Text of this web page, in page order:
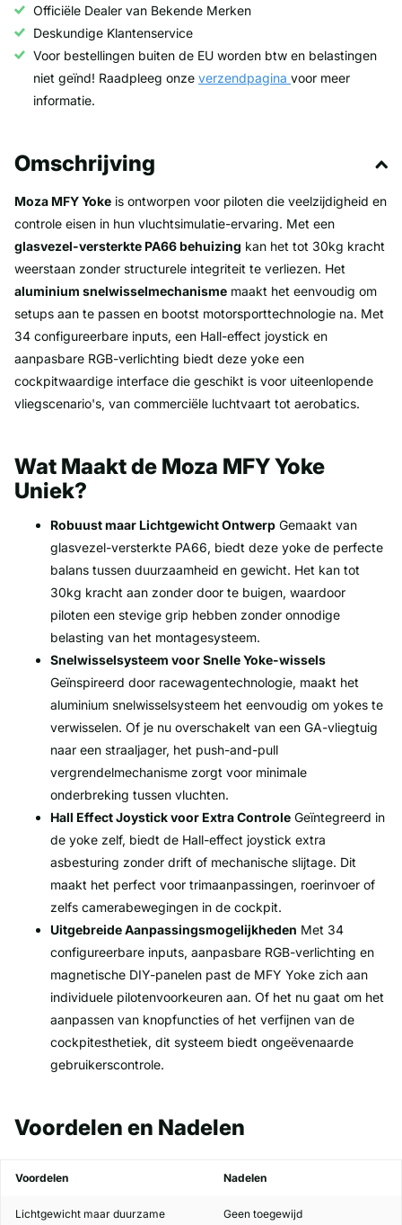
Officiële Dealer van Bekende Merken
Deskundige Klantenservice
Voor bestellingen buiten de EU worden btw en belastingen
niet geïnd! Raadpleeg onze verzendpagina voor meer
informatie.
Omschrijving
Moza MFY Yoke is ontworpen voor piloten die veelzijdigheid en
controle eisen in hun vluchtsimulatie-ervaring. Met een
glasvezel-versterkte PA66 behuizing kan het tot 30kg kracht
weerstaan zonder structurele integriteit te verliezen. Het
aluminium snelwisselmechanisme maakt het eenvoudig om
setups aan te passen en bootst motorsporttechnologie na. Met
34 configureerbare inputs, een Hall-effect joystick en
aanpasbare RGB-verlichting biedt deze yoke een
cockpitwaardige interface die geschikt is voor uiteenlopende
vliegscenario's, van commerciële luchtvaart tot aerobatics.
Wat Maakt de Moza MFY Yoke
Uniek?
Robuust maar Lichtgewicht Ontwerp Gemaakt van
glasvezel-versterkte PA66, biedt deze yoke de perfecte
balans tussen duurzaamheid en gewicht. Het kan tot
30kg kracht aan zonder door te buigen, waardoor
piloten een stevige grip hebben zonder onnodige
belasting van het montagesysteem.
Snelwisselsysteem voor Snelle Yoke-wissels
Geïnspireerd door racewagentechnologie, maakt het
aluminium snelwisselsysteem het eenvoudig om yokes te
verwisselen. Of je nu overschakelt van een GA-vliegtuig
naar een straaljager, het push-and-pull
vergrendelmechanisme zorgt voor minimale
onderbreking tussen vluchten.
Hall Effect Joystick voor Extra Controle Geïntegreerd in
de yoke zelf, biedt de Hall-effect joystick extra
asbesturing zonder drift of mechanische slijtage. Dit
maakt het perfect voor trimaanpassingen, roerinvoer of
zelfs camerabewegingen in de cockpit.
Uitgebreide Aanpassingsmogelijkheden Met 34
configureerbare inputs, aanpasbare RGB-verlichting en
magnetische DIY-panelen past de MFY Yoke zich aan
individuele pilotenvoorkeuren aan. Of het nu gaat om het
aanpassen van knopfuncties of het verfijnen van de
cockpitesthetiek, dit systeem biedt ongeëvenaarde
gebruikerscontrole.
Voordelen en Nadelen
Voordelen Nadelen
Lichtgewicht maar duurzame
Geen toegewijd